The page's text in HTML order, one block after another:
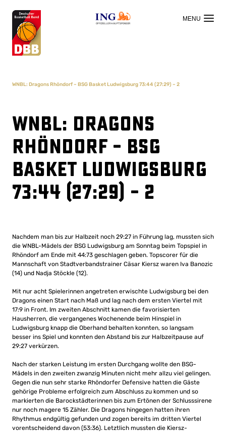
OFFIZIELLER HAUPTSPONSOR
WNBL: Dragons Rhöndorf – BSG Basket Ludwigsburg 73:44 (27:29) – 2
WNBL: Dragons
Rhöndorf – BSG
Basket Ludwigsburg
73:44 (27:29) – 2
Nachdem man bis zur Halbzeit noch 29:27 in Führung lag, mussten sich
die WNBL-Mädels der BSG Ludwigsburg am Sonntag beim Topspiel in
Rhöndorf am Ende mit 44:73 geschlagen geben. Topscorer für die
Mannschaft von Stadtverbandstrainer Cäsar Kiersz waren Iva Banozic
(14) und Nadja Stöckle (12).
Mit nur acht Spielerinnen angetreten erwischte Ludwigsburg bei den
Dragons einen Start nach Maß und lag nach dem ersten Viertel mit
17:9 in Front. Im zweiten Abschnitt kamen die favorisierten
Hausherren, die vergangenes Wochenende beim Hinspiel in
Ludwigsburg knapp die Oberhand behalten konnten, so langsam
besser ins Spiel und konnten den Abstand bis zur Halbzeitpause auf
29:27 verkürzen.
Nach der starken Leistung im ersten Durchgang wollte den BSG-
Mädels in den zweiten zwanzig Minuten nicht mehr allzu viel gelingen.
Gegen die nun sehr starke Rhöndorfer Defensive hatten die Gäste
gehörige Probleme erfolgreich zum Abschluss zu kommen und so
markierten die Barockstädterinnen bis zum Ertönen der Schlusssirene
nur noch magere 15 Zähler. Die Dragons hingegen hatten ihren
Rhythmus endgültig gefunden und zogen bereits im dritten Viertel
vorentscheidend davon (53:36). Letztlich mussten die Kiersz-